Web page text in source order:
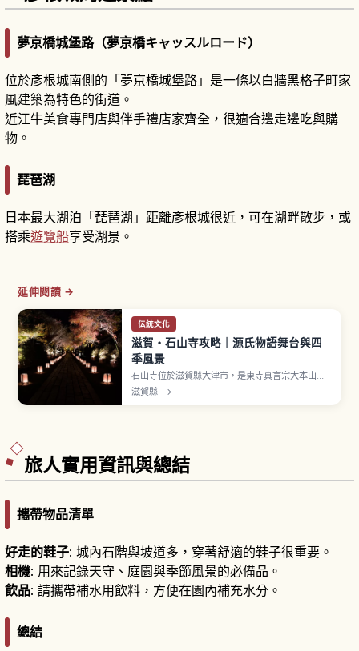
夢京橋城堡路（夢京橋キャッスルロード）
位於彥根城南側的「夢京橋城堡路」是一條以白牆黑格子町家
風建築為特色的街道。
近江牛美食專門店與伴手禮店家齊全，很適合邊走邊吃與購
物。
琵琶湖
日本最大湖泊「琵琶湖」距離彥根城很近，可在湖畔散步，或
搭乘遊覽船享受湖景。
延伸閱讀 →
伝統文化
滋賀・石山寺攻略｜源氏物語舞台與四
季風景
石山寺位於滋賀縣大津市，是東寺真言宗大本山，
西國三十三所觀音靈場第13番札所。相傳紫式部曾
滋賀縣 →
旅人實用資訊與總結
攜帶物品清單
好走的鞋子: 城內石階與坡道多，穿著舒適的鞋子很重要。
相機: 用來記錄天守、庭園與季節風景的必備品。
飲品: 請攜帶補水用飲料，方便在園內補充水分。
總結